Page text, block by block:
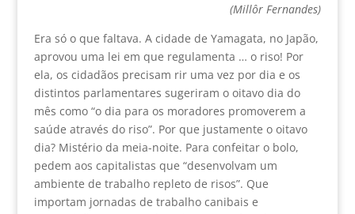
(Millôr Fernandes)
Era só o que faltava. A cidade de Yamagata, no Japão,
aprovou uma lei em que regulamenta … o riso! Por
ela, os cidadãos precisam rir uma vez por dia e os
distintos parlamentares sugeriram o oitavo dia do
mês como “o dia para os moradores promoverem a
saúde através do riso”. Por que justamente o oitavo
dia? Mistério da meia-noite. Para confeitar o bolo,
pedem aos capitalistas que “desenvolvam um
ambiente de trabalho repleto de risos”. Que
importam jornadas de trabalho canibais e